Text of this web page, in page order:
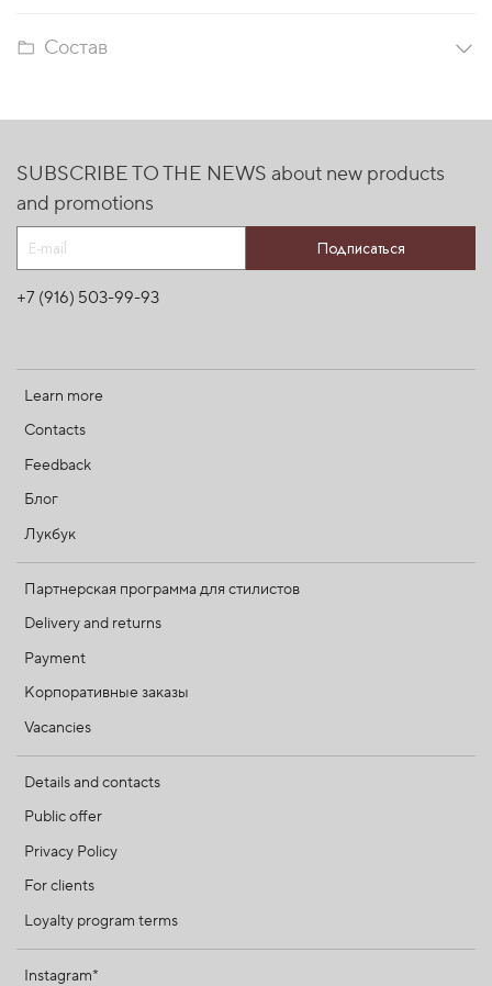
Состав
Learn more
Contacts
Feedback
Блог
Лукбук
Партнерская программа для стилистов
Delivery and returns
Payment
Корпоративные заказы
Vacancies
Details and contacts
Public offer
Privacy Policy
For clients
Loyalty program terms
Instagram*
SUBSCRIBE TO THE NEWS about new products
and promotions
Подписаться
+7 (916) 503-99-93